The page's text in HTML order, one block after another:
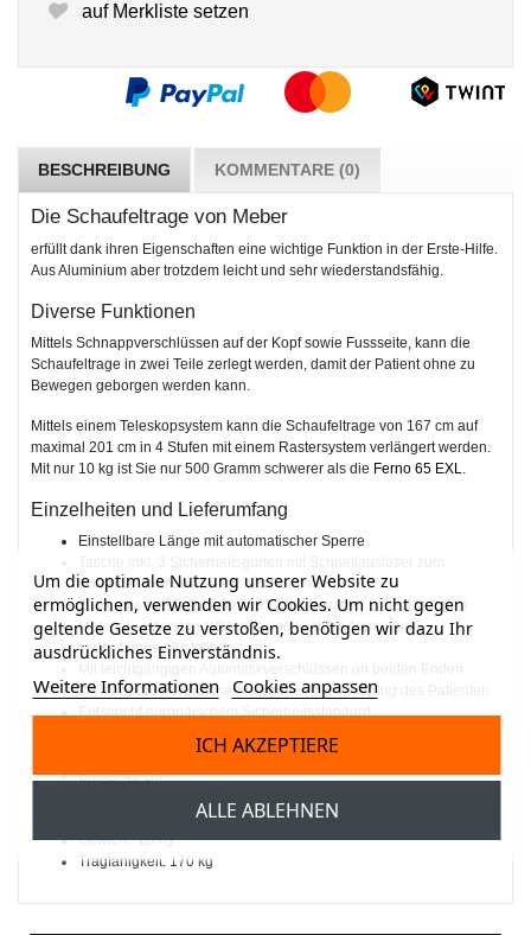
auf Merkliste setzen
BESCHREIBUNG KOMMENTARE (0)
Die Schaufeltrage von Meber
erfüllt dank ihren Eigenschaften eine wichtige Funktion in der Erste-Hilfe.
Aus Aluminium aber trotzdem leicht und sehr wiederstandsfähig.
Diverse Funktionen
Mittels Schnappverschlüssen auf der Kopf sowie Fussseite, kann die
Schaufeltrage in zwei Teile zerlegt werden, damit der Patient ohne zu
Bewegen geborgen werden kann.
Mittels einem Teleskopsystem kann die Schaufeltrage von 167 cm auf
maximal 201 cm in 4 Stufen mit einem Rastersystem verlängert werden.
Mit nur 10 kg ist Sie nur 500 Gramm schwerer als die Ferno 65 EXL.
Einzelheiten und Lieferumfang
Einstellbare Länge mit automatischer Sperre
schnellen Immobilisieren des Patienten
Zusammengeklappt leicht im Krankenwagen unterzubringen
Material: widerstandsfähiges und leichtes Aluminium
In der Länge einstellbar
2 x klappbar mit 3 Sicherheitsgurten zur Fixierung des Patienten
Entspricht europäischem Sicherheitsstandard
Breite: 43 cm
Länge ausgezogen: 201 cm
Gewicht: 10 kg
Tragfähigkeit: 170 kg
Um die optimale Nutzung unserer Website zu
ermöglichen, verwenden wir Cookies. Um nicht gegen
geltende Gesetze zu verstoßen, benötigen wir dazu Ihr
ausdrückliches Einverständnis.
Weitere Informationen Cookies anpassen
ALLE ABLEHNEN
ICH AKZEPTIERE